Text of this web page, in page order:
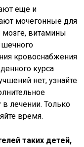
еще и
мочегонные для
витамины
кровоснабжения
курса
нет, узнайте
в лечении. Только
время.
таких детей,